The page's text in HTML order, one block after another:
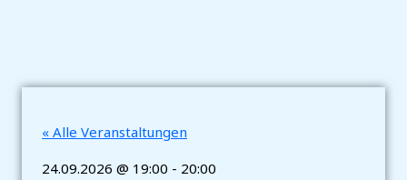
« Alle Veranstaltungen
24.09.2026 @ 19:00 - 20:00